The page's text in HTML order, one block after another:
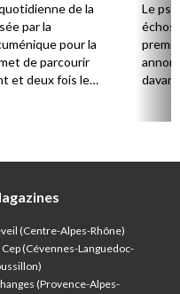
de la
par la
pour la
de parcourir
et deux fois le
Le
échos
(Centre-Alpes-Rhône)
Cep (Cévennes-Languedoc-
(Provence-Alpes-